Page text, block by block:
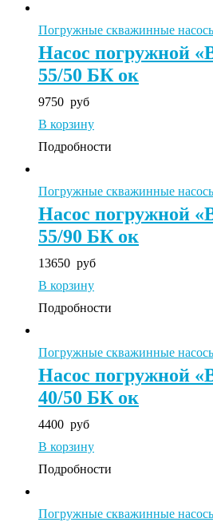
Погружные скважинные
Насос погружной
55/50 БК ок
9750 руб
В корзину
Подробности
Погружные скважинные
Насос погружной
55/90 БК ок
13650 руб
В корзину
Подробности
Погружные скважинные
Насос погружной
40/50 БК ок
4400 руб
В корзину
Подробности
Погружные скважинные